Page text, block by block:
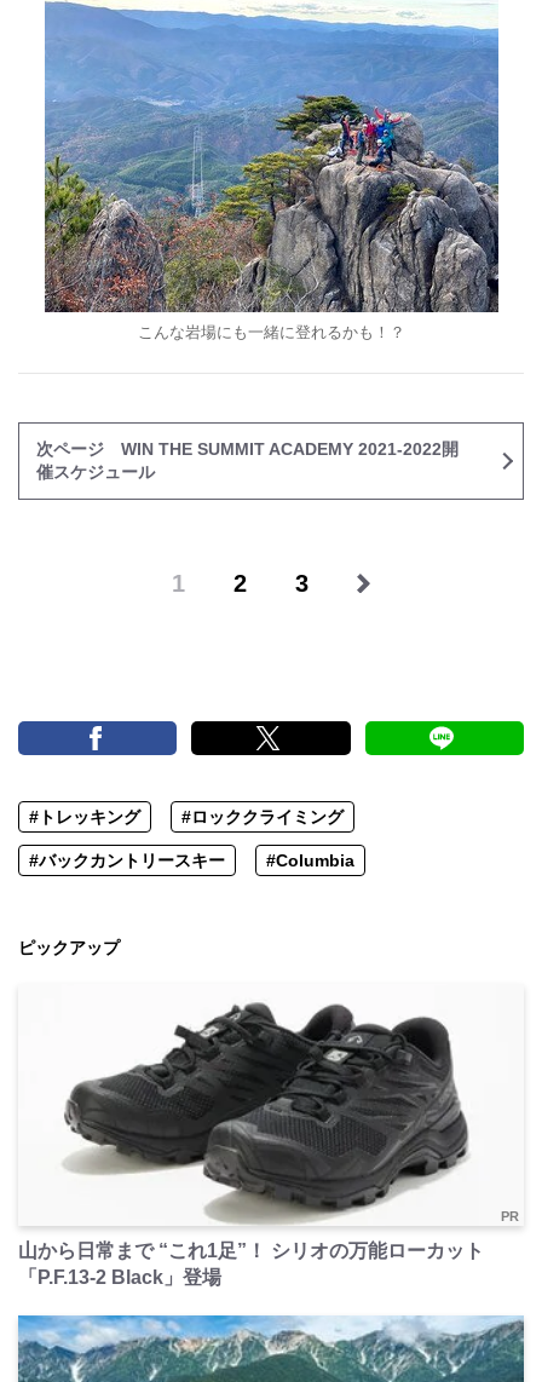
こんな岩場にも一緒に登れるかも！？
次ページ WIN THE SUMMIT ACADEMY 2021-2022開
催スケジュール
1 2 3
#トレッキング #ロッククライミング
#バックカントリースキー #Columbia
ピックアップ
PR
山から日常まで “これ1足”！ シリオの万能ローカット
「P.F.13-2 Black」登場